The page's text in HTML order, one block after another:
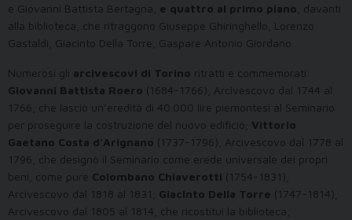
e Giovanni Battista Bertagna, e quattro al primo piano , davanti
alla biblioteca, che ritraggono Giuseppe Ghiringhello, Lorenzo
Gastaldi, Giacinto Della Torre, Gaspare Antonio Giordano.
Numerosi gli arcivescovi di Torino ritratti e commemorati:
Giovanni Battista Roero (1684-1766), Arcivescovo dal 1744 al
1766, che lasciò un’eredità di 40.000 lire piemontesi al Seminario
per proseguire la costruzione del nuovo edificio; Vittorio
Gaetano Costa d’Arignano (1737-1796), Arcivescovo dal 1778 al
1796, che designò il Seminario come erede universale dei propri
beni, come pure Colombano Chiaverotti (1754-1831),
Arcivescovo dal 1818 al 1831; Giacinto Della Torre (1747-1814),
Arcivescovo dal 1805 al 1814, che ricostituì la biblioteca,